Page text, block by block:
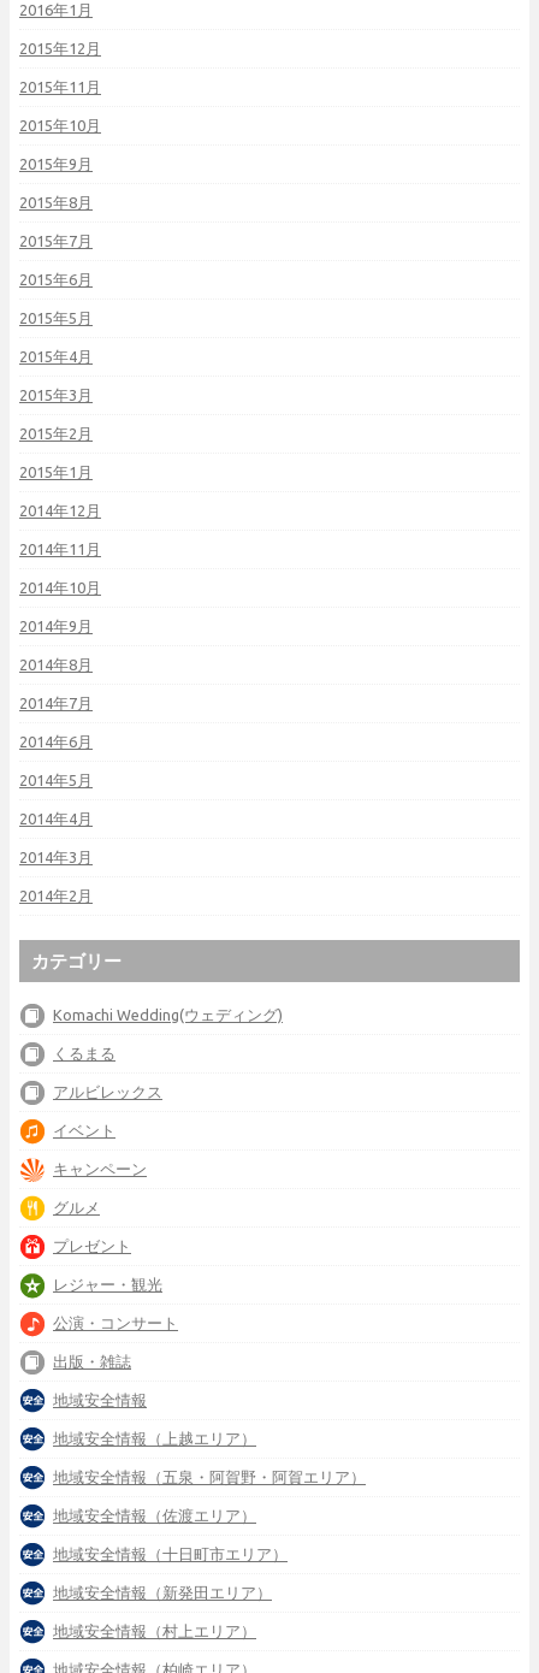
2016年1月
2015年12月
2015年11月
2015年10月
2015年9月
2015年8月
2015年7月
2015年6月
2015年5月
2015年4月
2015年3月
2015年2月
2015年1月
2014年12月
2014年11月
2014年10月
2014年9月
2014年8月
2014年7月
2014年6月
2014年5月
2014年4月
2014年3月
2014年2月
カテゴリー
Komachi Wedding(ウェディング)
くるまる
アルビレックス
イベント
キャンペーン
グルメ
プレゼント
レジャー・観光
公演・コンサート
出版・雑誌
地域安全情報
地域安全情報（上越エリア）
地域安全情報（五泉・阿賀野・阿賀エリア）
地域安全情報（佐渡エリア）
地域安全情報（十日町市エリア）
地域安全情報（新発田エリア）
地域安全情報（村上エリア）
地域安全情報（柏崎エリア）